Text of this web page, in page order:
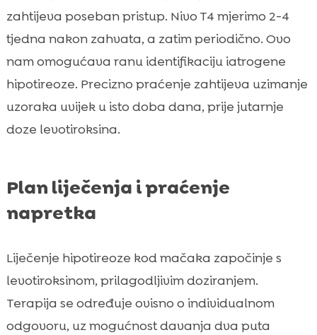
zahtijeva poseban pristup. Nivo T4 mjerimo 2-4
tjedna nakon zahvata, a zatim periodično. Ovo
nam omogućava ranu identifikaciju iatrogene
hipotireoze. Precizno praćenje zahtijeva uzimanje
uzoraka uvijek u isto doba dana, prije jutarnje
doze levotiroksina.
Plan liječenja i praćenje
napretka
Liječenje hipotireoze kod mačaka započinje s
levotiroksinom, prilagodljivim doziranjem.
Terapija se određuje ovisno o individualnom
odgovoru, uz mogućnost davanja dva puta